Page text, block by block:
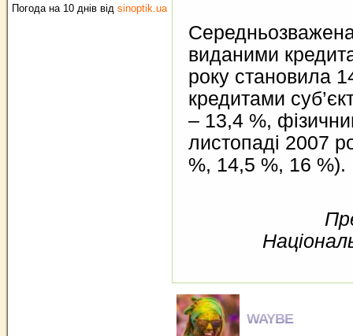
Погода на 10 днів від sinoptik.ua
виданими
року становила
кредитами
– 13,4 %,
листопаді 2007
%, 14,5 %, 16 %).
WAYBE